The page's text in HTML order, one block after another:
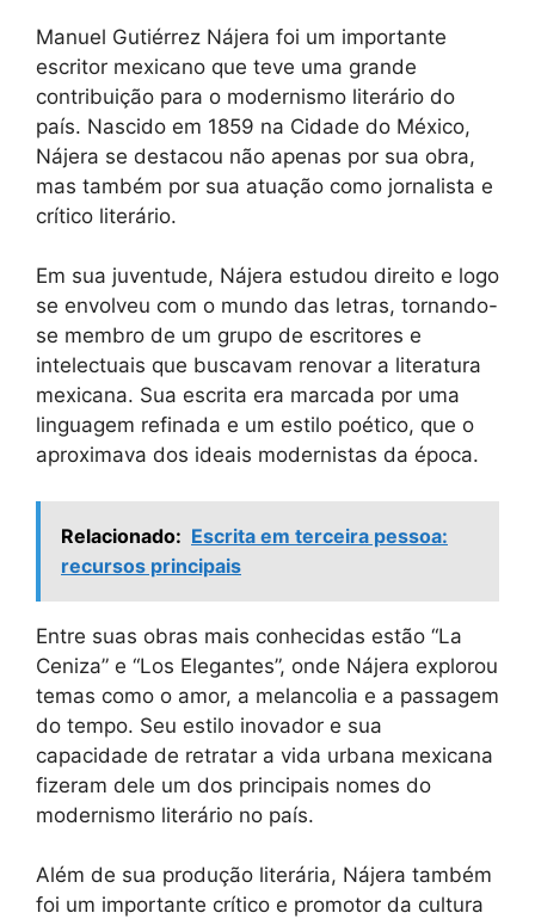
Manuel Gutiérrez Nájera foi um importante
escritor mexicano que teve uma grande
contribuição para o modernismo literário do
país. Nascido em 1859 na Cidade do México,
Nájera se destacou não apenas por sua obra,
mas também por sua atuação como jornalista e
crítico literário.
Em sua juventude, Nájera estudou direito e logo
se envolveu com o mundo das letras, tornando-
se membro de um grupo de escritores e
intelectuais que buscavam renovar a literatura
mexicana. Sua escrita era marcada por uma
linguagem refinada e um estilo poético, que o
aproximava dos ideais modernistas da época.
Relacionado: Escrita em terceira pessoa:
recursos principais
Entre suas obras mais conhecidas estão “La
Ceniza” e “Los Elegantes”, onde Nájera explorou
temas como o amor, a melancolia e a passagem
do tempo. Seu estilo inovador e sua
capacidade de retratar a vida urbana mexicana
fizeram dele um dos principais nomes do
modernismo literário no país.
Além de sua produção literária, Nájera também
foi um importante crítico e promotor da cultura